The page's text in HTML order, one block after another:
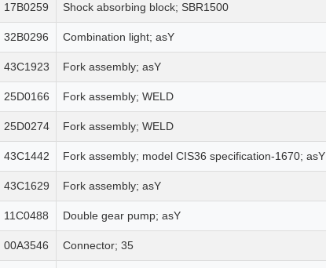
17B0259 Shock absorbing block; SBR1500
32B0296 Combination light; asY
43C1923 Fork assembly; asY
25D0166 Fork assembly; WELD
25D0274 Fork assembly; WELD
43C1442 Fork assembly; model CIS36 specification-1670; asY
43C1629 Fork assembly; asY
11C0488 Double gear pump; asY
00A3546 Connector; 35